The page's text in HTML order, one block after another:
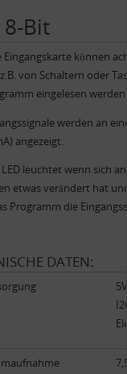
Bit
Eingangskarte können
von Schaltern oder
eingelesen werden.
werden an
angezeigt.
leuchtet wenn sich
etwas verändert hat
Programm die
DATEN: